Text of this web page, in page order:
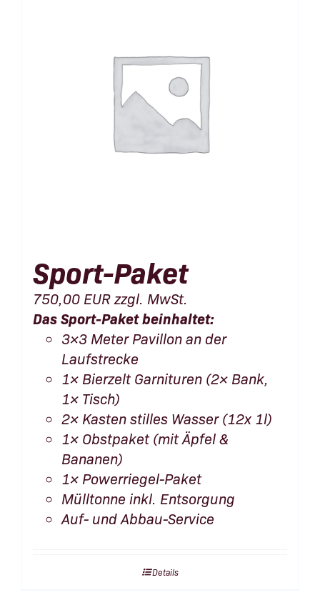
Sport-Paket
750,00 EURzzgl. MwSt.
Das Sport-Paket beinhaltet:
3×3 Meter Pavillon an der
Laufstrecke
1× Bierzelt Garnituren (2× Bank,
1× Tisch)
2× Kasten stilles Wasser (12x 1l)
1× Obstpaket (mit Äpfel &
Bananen)
1× Powerriegel-Paket
Mülltonne inkl. Entsorgung
Auf- und Abbau-Service
Details